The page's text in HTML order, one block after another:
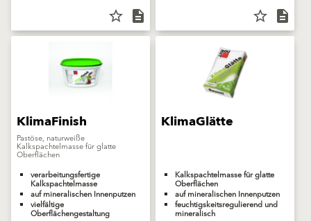
star_border description star_border description
KlimaFinish
Pastöse, naturweiße
Kalkspachtelmasse für glatte
Oberflächen
verarbeitungsfertige
Kalkspachtelmasse
auf mineralischen Innenputzen
vielfältige
Oberflächengestaltung
KlimaGlätte
Kalkspachtelmasse für glatte
Oberflächen
auf mineralischen Innenputzen
feuchtigskeitsregulierend und
mineralisch